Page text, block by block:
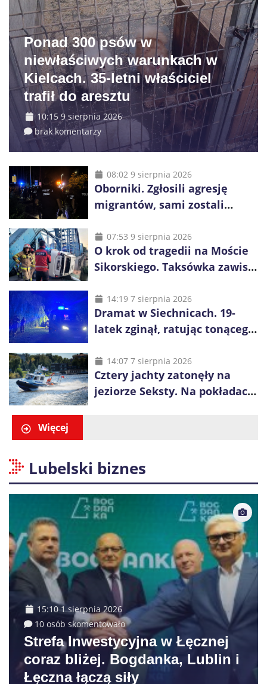
Ponad 300 psów w
niewłaściwych warunkach w
Kielcach. 35-letni właściciel
trafił do aresztu
10:15 9 sierpnia 2026
brak komentarzy
08:02 9 sierpnia 2026
Oborniki. Zgłosili agresję
migrantów, sami zostali
proceder
07:53 9 sierpnia 2026
O krok od tragedii na Moście
Sikorskiego. Taksówka zawisła
14:19 7 sierpnia 2026
Dramat w Siechnicach. 19-
latek zginął, ratując tonącego
14:07 7 sierpnia 2026
Cztery jachty zatonęły na
jeziorze Seksty. Na pokładach
Więcej
Lubelski biznes
15:10 1 sierpnia 2026
10 osób skomentowało
Strefa Inwestycyjna w Łęcznej
coraz bliżej. Bogdanka, Lublin i
Łęczna łączą siły